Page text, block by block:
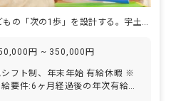
児発管として、子どもの「次の1歩」を設計する。宇土教室での支援マネジメント職です。
円 ~ 350,000円
シフト制、年末年始 有給休暇 ※
要件:6ヶ月経過後の年次有給休